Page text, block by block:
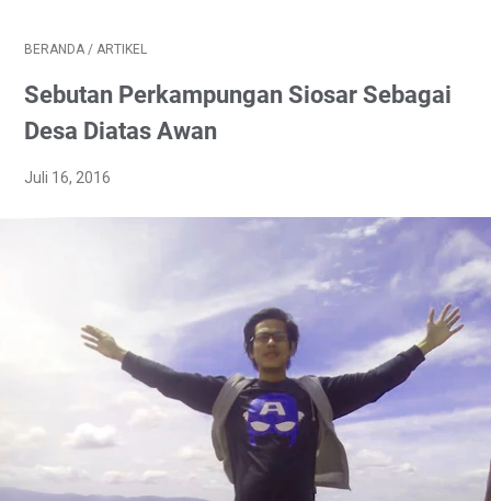
BERANDA / ARTIKEL
Sebutan Perkampungan Siosar Sebagai
Desa Diatas Awan
Juli 16, 2016